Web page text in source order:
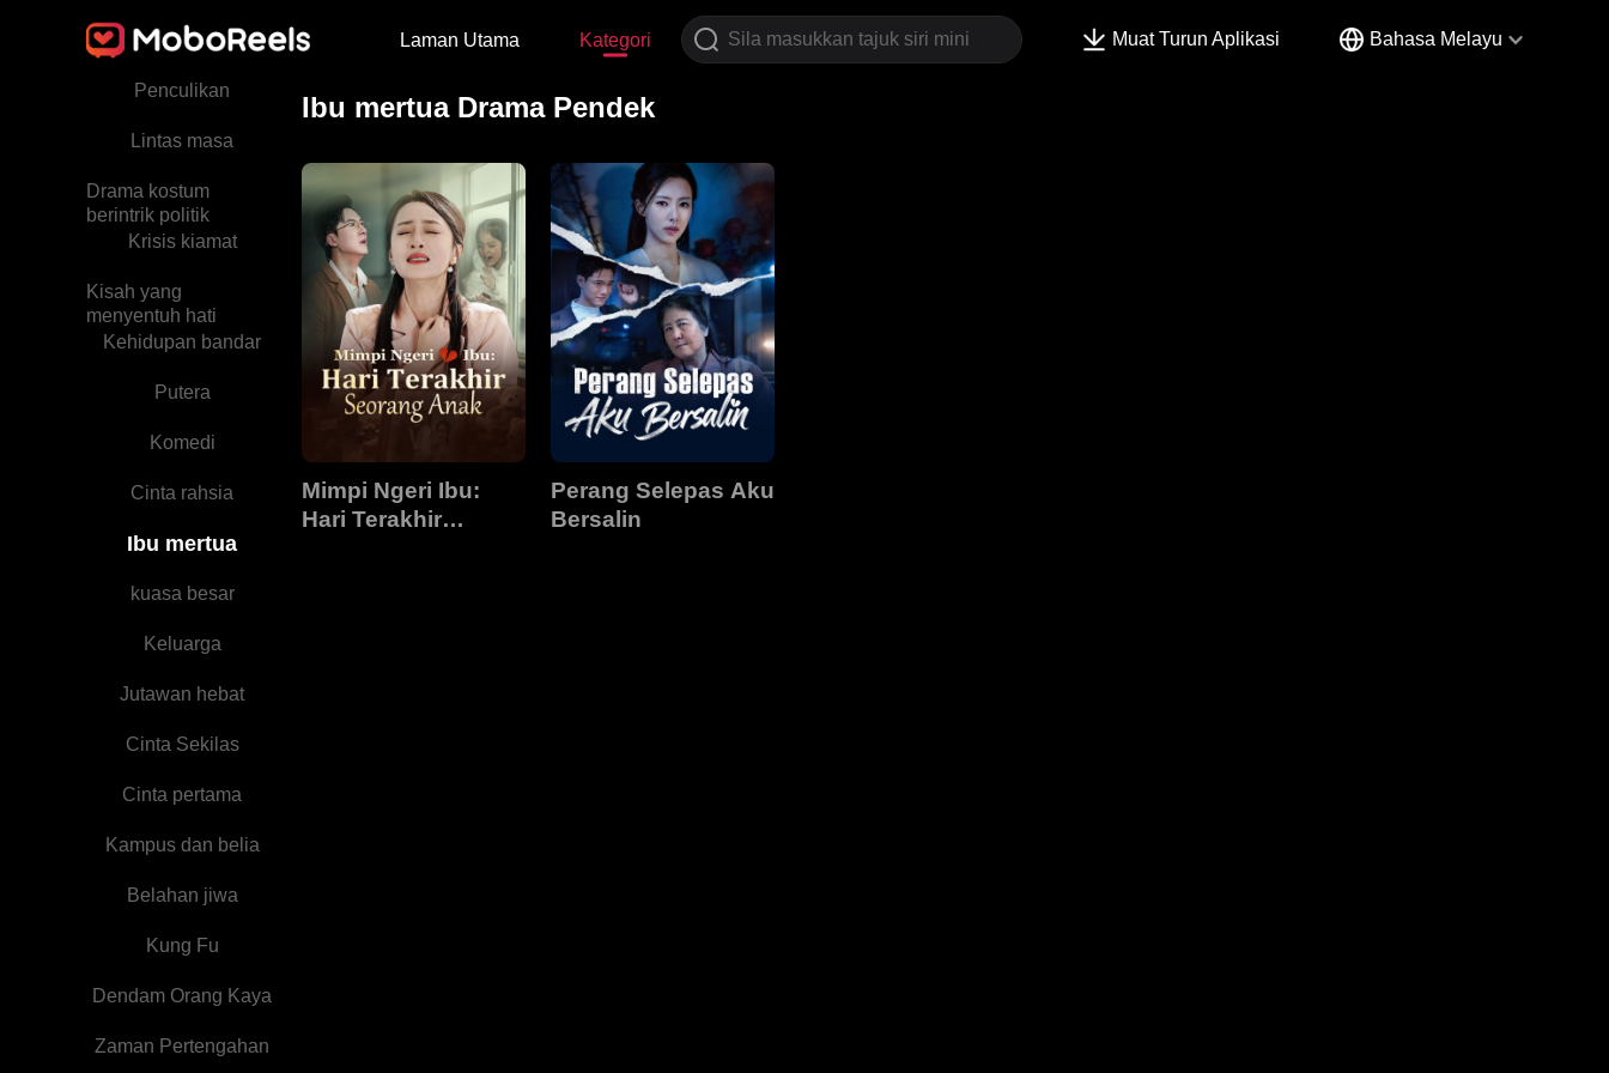
Laman Utama Kategori Muat Turun Aplikasi Bahasa Melayu
Cinta berkembang
seiring waktu
Penculikan
Lintas masa
Drama kostum
berintrik politik
Krisis kiamat
Kisah yang
menyentuh hati
Kehidupan bandar
Putera
Komedi
Cinta rahsia
Ibu mertua
kuasa besar
Keluarga
Jutawan hebat
Cinta Sekilas
Cinta pertama
Kampus dan belia
Belahan jiwa
Kung Fu
Dendam Orang Kaya
Zaman Pertengahan
Ibu mertua Drama Pendek
Mimpi Ngeri Ibu:
Hari Terakhir
Perang Selepas Aku
Bersalin